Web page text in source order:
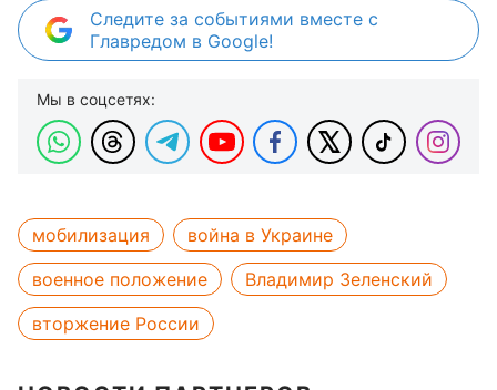
Следите за событиями вместе с
Главредом в Google!
Мы в соцсетях:
мобилизация
война в Украине
военное положение
Владимир Зеленский
вторжение России